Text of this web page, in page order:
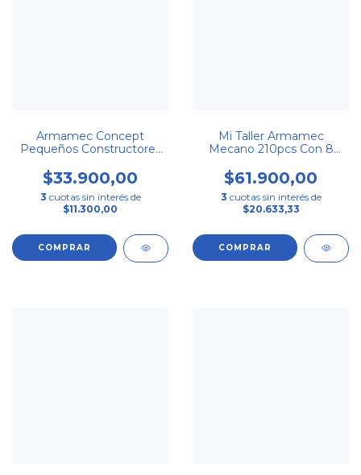
Armamec Concept
Pequeños Constructores
$33.900,00
3 cuotas sin interés de
$11.300,00
Mi Taller Armamec
Mecano 210pcs Con 8
$61.900,00
3 cuotas sin interés de
$20.633,33